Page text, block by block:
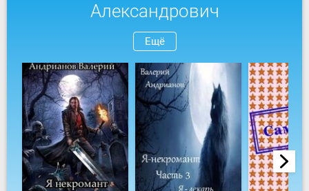
Александрович
Ещё